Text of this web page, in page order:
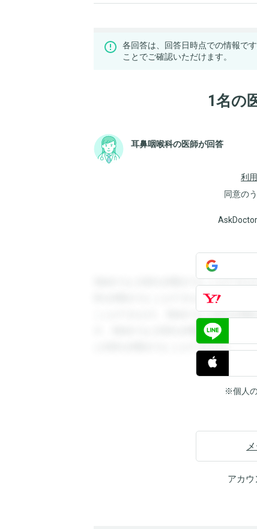
各回答は、回答日時点での情報で
ことでご確認いただけます。
1名の
耳鼻咽喉科の医師が回答
利
同意の
登録すると回答を閲覧することができ
答を閲覧することができます。登録す
ことができます。登録すると回答を閲
す。登録すると回答を閲覧することが
と回答を閲覧することができます。
※個人
アカ